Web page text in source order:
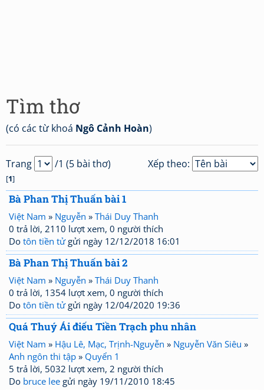
Tìm thơ
(có các từ khoá Ngô Cảnh Hoàn)
Xếp theo:
Trang /1 (5 bài thơ)
[1]
Bà Phan Thị Thuấn bài 1
Việt Nam » Nguyễn » Thái Duy Thanh
0 trả lời, 2110 lượt xem, 0 người thích
Do tôn tiền tửgửi ngày 12/12/2018 16:01
Bà Phan Thị Thuấn bài 2
Việt Nam » Nguyễn » Thái Duy Thanh
0 trả lời, 1354 lượt xem, 0 người thích
Do tôn tiền tửgửi ngày 12/04/2020 19:36
Quá Thuý Ái điếu Tiền Trạch phu nhân
Việt Nam » Hậu Lê, Mạc, Trịnh-Nguyễn » Nguyễn Văn Siêu »
Anh ngôn thi tập » Quyển 1
5 trả lời, 5032 lượt xem, 2 người thích
Do bruce lee gửi ngày 19/11/2010 18:45